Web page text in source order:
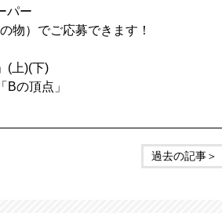
パー
物）でご応募できます！
(上)(下)
の頂点」
過去の記事＞